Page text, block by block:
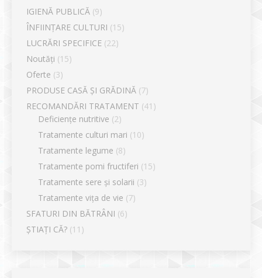
IGIENĂ PUBLICĂ (9)
ÎNFIINȚARE CULTURI (15)
LUCRĂRI SPECIFICE (22)
Noutăți (15)
Oferte (3)
PRODUSE CASĂ ȘI GRĂDINĂ (7)
RECOMANDĂRI TRATAMENT (41)
Deficiențe nutritive (2)
Tratamente culturi mari (10)
Tratamente legume (8)
Tratamente pomi fructiferi (15)
Tratamente sere și solarii (3)
Tratamente vița de vie (7)
SFATURI DIN BĂTRÂNI (6)
ȘTIAȚI CĂ? (11)